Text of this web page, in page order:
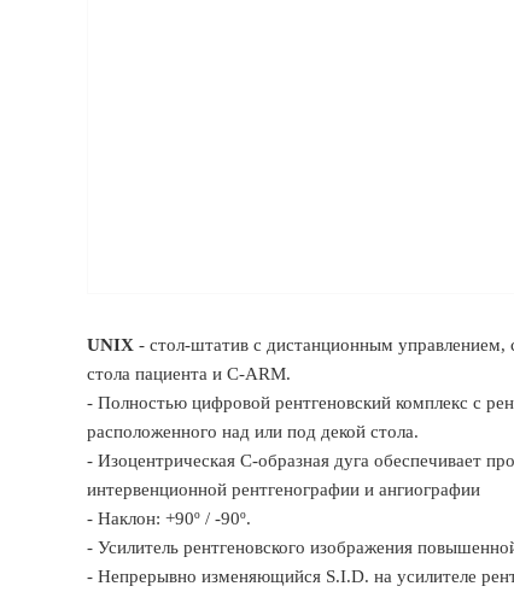
UNIX - стол-штатив с дистанционным
стола пациента и C-ARM.
- Полностью цифровой рентгеновский комплекс с
расположенного над или под декой стола.
- Изоцентрическая C-образная дуга обеспечивает
интервенционной рентгенографии и ангиографии
- Наклон: +90º / -90º.
- Усилитель рентгеновского изображения
- Непрерывно изменяющийся S.I.D. на усилителе